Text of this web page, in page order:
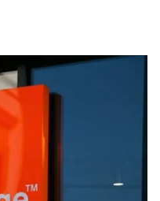
fenêtre)fenêtre)
fenêtre)